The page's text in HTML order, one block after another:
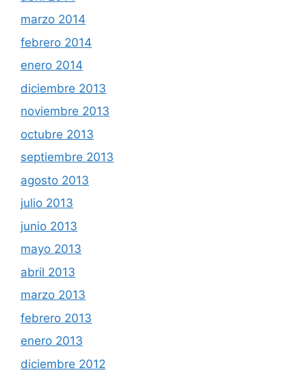
marzo 2014
febrero 2014
enero 2014
diciembre 2013
noviembre 2013
octubre 2013
septiembre 2013
agosto 2013
julio 2013
junio 2013
mayo 2013
abril 2013
marzo 2013
febrero 2013
enero 2013
diciembre 2012